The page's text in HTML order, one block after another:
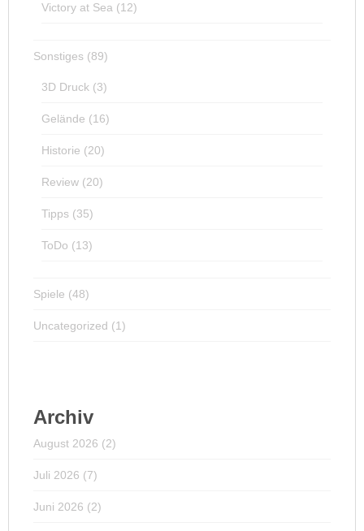
Victory at Sea (12)
Sonstiges (89)
3D Druck (3)
Gelände (16)
Historie (20)
Review (20)
Tipps (35)
ToDo (13)
Spiele (48)
Uncategorized (1)
Archiv
August 2026 (2)
Juli 2026 (7)
Juni 2026 (2)